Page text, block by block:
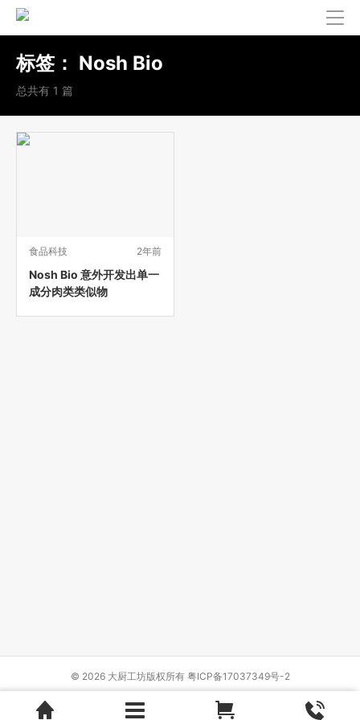
标签： Nosh Bio
总共有 1 篇
食品科技 2年前
Nosh Bio 意外开发出单一
成分肉类类似物
© 2026 大厨工坊版权所有 粤ICP备17037349号-2